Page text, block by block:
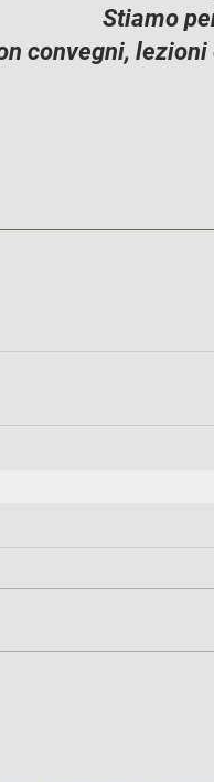
Stiamo
convegni, lezioni